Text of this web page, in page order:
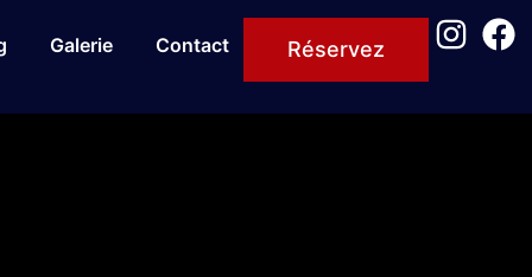
Galerie Contact Réservez